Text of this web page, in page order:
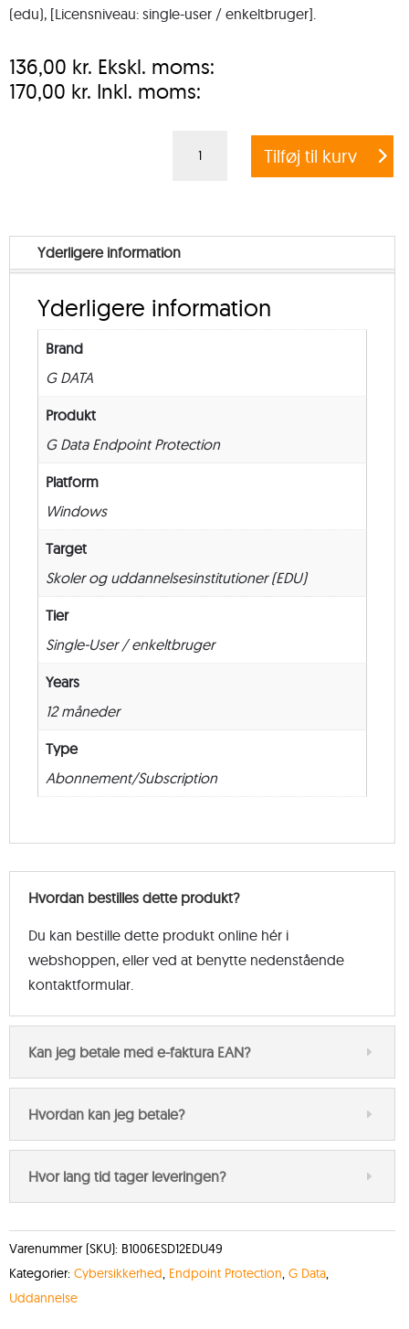
(edu), [Licensniveau: single-user / enkeltbruger].
136,00 kr. Ekskl. moms:
170,00 kr. Inkl. moms:
BUSINESS
+
MAIL
from
25
måneder
Tilføj til kurv
Yderligere information
Yderligere information
Brand
G DATA
Produkt
G Data Endpoint Protection
Platform
Windows
Target
Skoler og uddannelsesinstitutioner (EDU)
Tier
Single-User / enkeltbruger
Years
12 måneder
Type
Abonnement/Subscription
Hvordan bestilles dette produkt?
Du kan bestille dette produkt online hér i
webshoppen, eller ved at benytte nedenstående
kontaktformular.
Kan jeg betale med e-faktura EAN?
Hvordan kan jeg betale?
Hvor lang tid tager leveringen?
Varenummer (SKU): B1006ESD12EDU49
Kategorier: Cybersikkerhed, Endpoint Protection, G Data,
Uddannelse